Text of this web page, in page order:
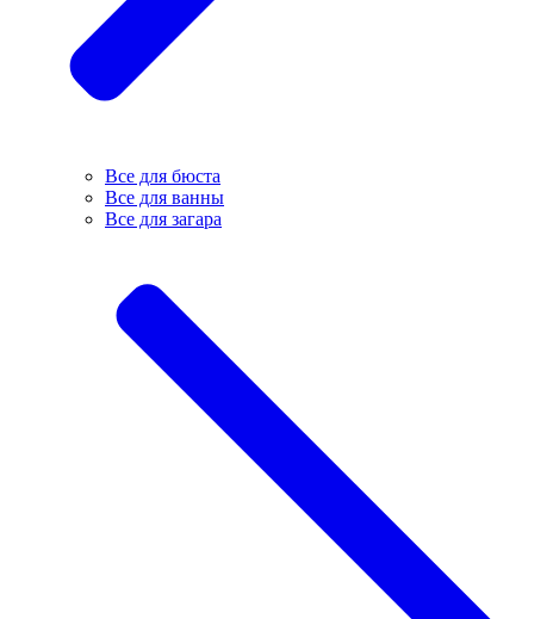
Все для бюста
Все для ванны
Все для загара